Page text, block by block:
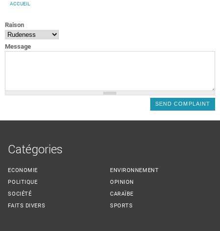
ACCUEIL
Raison
Message
Catégories
ECONOMIE
POLITIQUE
SOCIÉTÉ
FAITS DIVERS
ENVIRONNEMENT
OPINION
CARAÏBE
SPORTS